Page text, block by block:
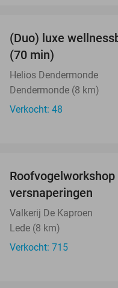
(Duo) luxe
(70 min)
Helios Dendermonde
Dendermonde (8 km)
Verkocht: 48
versnaperingen
Valkerij De Kaproen
Lede (8 km)
Verkocht: 715